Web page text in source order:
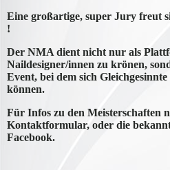
Eine großartige, super Jury freut
!
Der NMA dient nicht nur als
Naildesigner/innen zu krönen,
Event, bei dem sich
können.
Für Infos zu den Meisterschaften
Kontaktformular, oder die
Facebook.